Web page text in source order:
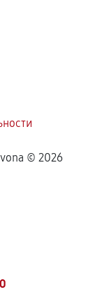
© 2026